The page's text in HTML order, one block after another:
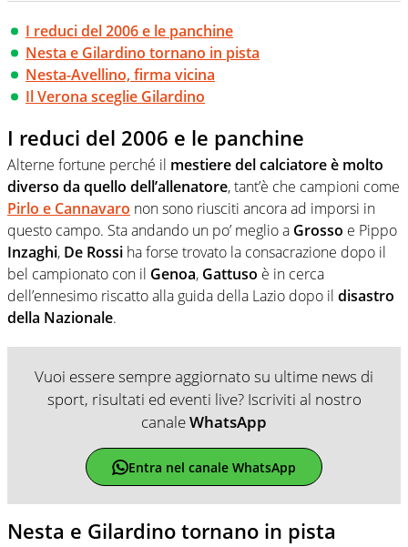
I reduci del 2006 e le panchine
Nesta e Gilardino tornano in pista
Nesta-Avellino, firma vicina
Il Verona sceglie Gilardino
I reduci del 2006 e le panchine
Alterne fortune perché il mestiere del calciatore è molto
diverso da quello dell’allenatore, tant’è che campioni come
Pirlo e Cannavaro non sono riusciti ancora ad imporsi in
questo campo. Sta andando un po’ meglio a Grosso e Pippo
Inzaghi, De Rossi ha forse trovato la consacrazione dopo il
bel campionato con il Genoa, Gattuso è in cerca
dell’ennesimo riscatto alla guida della Lazio dopo il disastro
della Nazionale.
Vuoi essere sempre aggiornato su ultime news di
sport, risultati ed eventi live? Iscriviti al nostro
canaleWhatsApp
Entra nel canale WhatsApp
Nesta e Gilardino tornano in pista